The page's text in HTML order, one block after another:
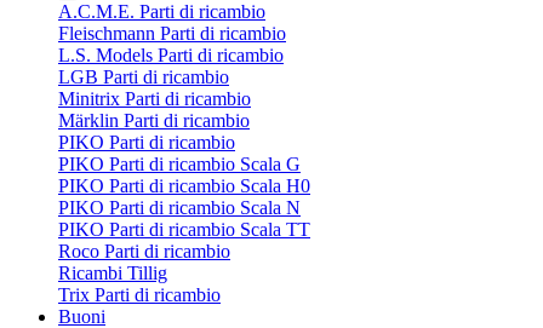
A.C.M.E. Parti di ricambio
Fleischmann Parti di ricambio
L.S. Models Parti di ricambio
LGB Parti di ricambio
Minitrix Parti di ricambio
Märklin Parti di ricambio
PIKO Parti di ricambio
PIKO Parti di ricambio Scala G
PIKO Parti di ricambio Scala H0
PIKO Parti di ricambio Scala N
PIKO Parti di ricambio Scala TT
Roco Parti di ricambio
Ricambi Tillig
Trix Parti di ricambio
Buoni